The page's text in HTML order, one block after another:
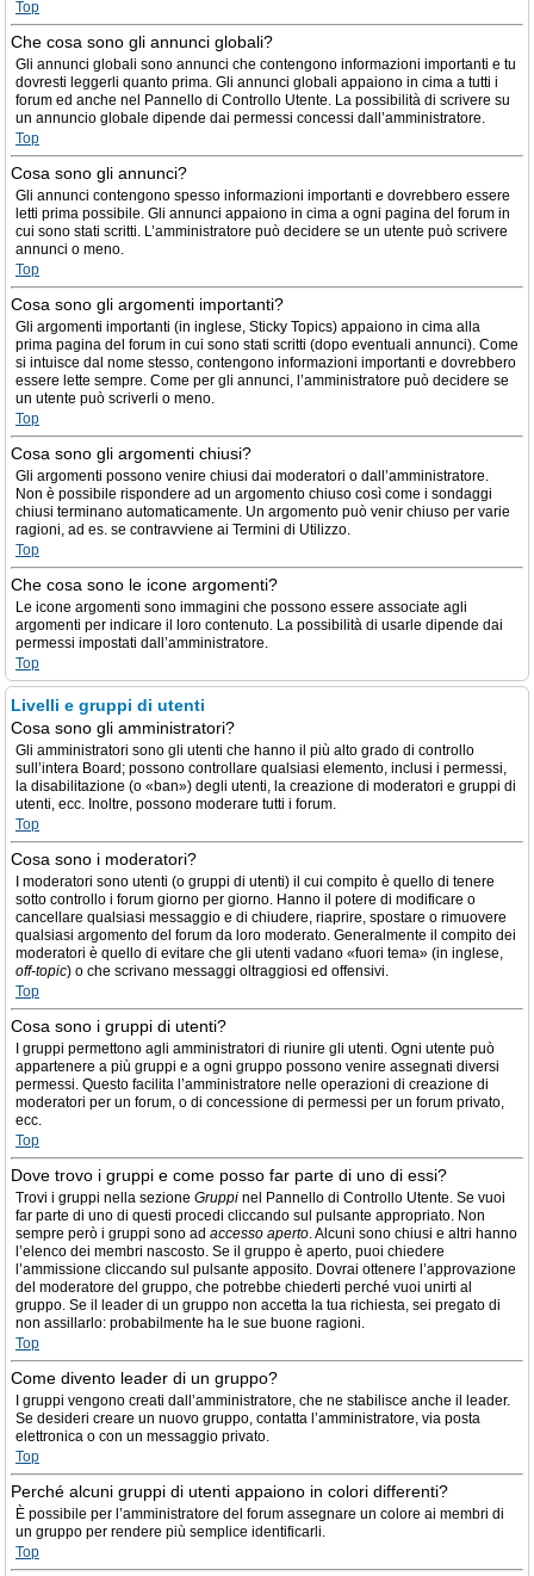
Top
Che cosa sono gli annunci globali?
Gli annunci globali sono annunci che contengono informazioni importanti e tu
dovresti leggerli quanto prima. Gli annunci globali appaiono in cima a tutti i
forum ed anche nel Pannello di Controllo Utente. La possibilità di scrivere su
un annuncio globale dipende dai permessi concessi dall’amministratore.
Top
Cosa sono gli annunci?
Gli annunci contengono spesso informazioni importanti e dovrebbero essere
letti prima possibile. Gli annunci appaiono in cima a ogni pagina del forum in
cui sono stati scritti. L’amministratore può decidere se un utente può scrivere
annunci o meno.
Top
Cosa sono gli argomenti importanti?
Gli argomenti importanti (in inglese, Sticky Topics) appaiono in cima alla
prima pagina del forum in cui sono stati scritti (dopo eventuali annunci). Come
si intuisce dal nome stesso, contengono informazioni importanti e dovrebbero
essere lette sempre. Come per gli annunci, l’amministratore può decidere se
un utente può scriverli o meno.
Top
Cosa sono gli argomenti chiusi?
Gli argomenti possono venire chiusi dai moderatori o dall’amministratore.
Non è possibile rispondere ad un argomento chiuso così come i sondaggi
chiusi terminano automaticamente. Un argomento può venir chiuso per varie
ragioni, ad es. se contravviene ai Termini di Utilizzo.
Top
Che cosa sono le icone argomenti?
Le icone argomenti sono immagini che possono essere associate agli
argomenti per indicare il loro contenuto. La possibilità di usarle dipende dai
permessi impostati dall’amministratore.
Top
Livelli e gruppi di utenti
Cosa sono gli amministratori?
Gli amministratori sono gli utenti che hanno il più alto grado di controllo
sull’intera Board; possono controllare qualsiasi elemento, inclusi i permessi,
la disabilitazione (o «ban») degli utenti, la creazione di moderatori e gruppi di
utenti, ecc. Inoltre, possono moderare tutti i forum.
Top
Cosa sono i moderatori?
I moderatori sono utenti (o gruppi di utenti) il cui compito è quello di tenere
sotto controllo i forum giorno per giorno. Hanno il potere di modificare o
cancellare qualsiasi messaggio e di chiudere, riaprire, spostare o rimuovere
qualsiasi argomento del forum da loro moderato. Generalmente il compito dei
moderatori è quello di evitare che gli utenti vadano «fuori tema» (in inglese,
off-topic) o che scrivano messaggi oltraggiosi ed offensivi.
Top
Cosa sono i gruppi di utenti?
I gruppi permettono agli amministratori di riunire gli utenti. Ogni utente può
appartenere a più gruppi e a ogni gruppo possono venire assegnati diversi
permessi. Questo facilita l’amministratore nelle operazioni di creazione di
moderatori per un forum, o di concessione di permessi per un forum privato,
ecc.
Top
Dove trovo i gruppi e come posso far parte di uno di essi?
Trovi i gruppi nella sezione Gruppi nel Pannello di Controllo Utente. Se vuoi
far parte di uno di questi procedi cliccando sul pulsante appropriato. Non
sempre però i gruppi sono ad accesso aperto. Alcuni sono chiusi e altri hanno
l’elenco dei membri nascosto. Se il gruppo è aperto, puoi chiedere
l’ammissione cliccando sul pulsante apposito. Dovrai ottenere l’approvazione
del moderatore del gruppo, che potrebbe chiederti perché vuoi unirti al
gruppo. Se il leader di un gruppo non accetta la tua richiesta, sei pregato di
non assillarlo: probabilmente ha le sue buone ragioni.
Top
Come divento leader di un gruppo?
I gruppi vengono creati dall’amministratore, che ne stabilisce anche il leader.
Se desideri creare un nuovo gruppo, contatta l’amministratore, via posta
elettronica o con un messaggio privato.
Top
Perché alcuni gruppi di utenti appaiono in colori differenti?
È possibile per l’amministratore del forum assegnare un colore ai membri di
un gruppo per rendere più semplice identificarli.
Top